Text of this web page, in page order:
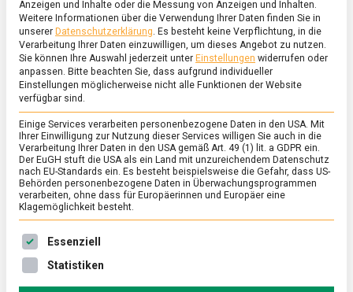
ERNÄHRUNG & GESUNDHEIT /FEATURED
Wenn sich alles zusammenzieht
8. Juli 2022 Johannes
Wenn
Ein Schluck, ein Bissen und der Mund zieht sich
zusammen, die Haare stellen sich auf. Allzu oft hat
Anzeigen und Inhalte oder die Messung von Anzeigen und Inhalten.
Weitere Informationen über die Verwendung Ihrer Daten finden Sie in
unserer Datenschutzerklärung. Es besteht keine Verpflichtung, in die
Verarbeitung Ihrer Daten einzuwilligen, um dieses Angebot zu nutzen.
Sie können Ihre Auswahl jederzeit unter Einstellungen widerrufen oder
anpassen. Bitte beachten Sie, dass aufgrund individueller
Einstellungen möglicherweise nicht alle Funktionen der Website
verfügbar sind.
Einige Services verarbeiten personenbezogene Daten in den USA. Mit
Ihrer Einwilligung zur Nutzung dieser Services willigen Sie auch in die
Verarbeitung Ihrer Daten in den USA gemäß Art. 49 (1) lit. a GDPR ein.
Der EuGH stuft die USA als ein Land mit unzureichendem Datenschutz
nach EU-Standards ein. Es besteht beispielsweise die Gefahr, dass US-
Behörden personenbezogene Daten in Überwachungsprogrammen
verarbeiten, ohne dass für Europäerinnen und Europäer eine
Klagemöglichkeit besteht.
Es folgt eine Liste der Service-Gruppen, für die eine
Essenziell
Statistiken